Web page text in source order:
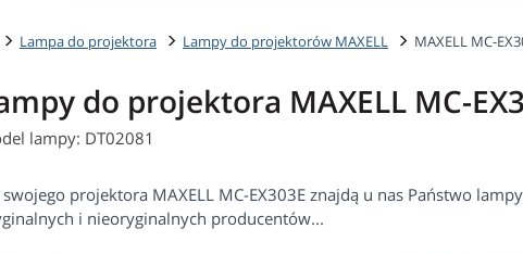
Lampa do projektora Lampy do projektorów MAXELL MAXELL MC-
do projektora MAXELL MC-
lampy: DT02081
swojego projektora MAXELL MC-EX303E znajdą u nas Państwo
i nieoryginalnych producentów...